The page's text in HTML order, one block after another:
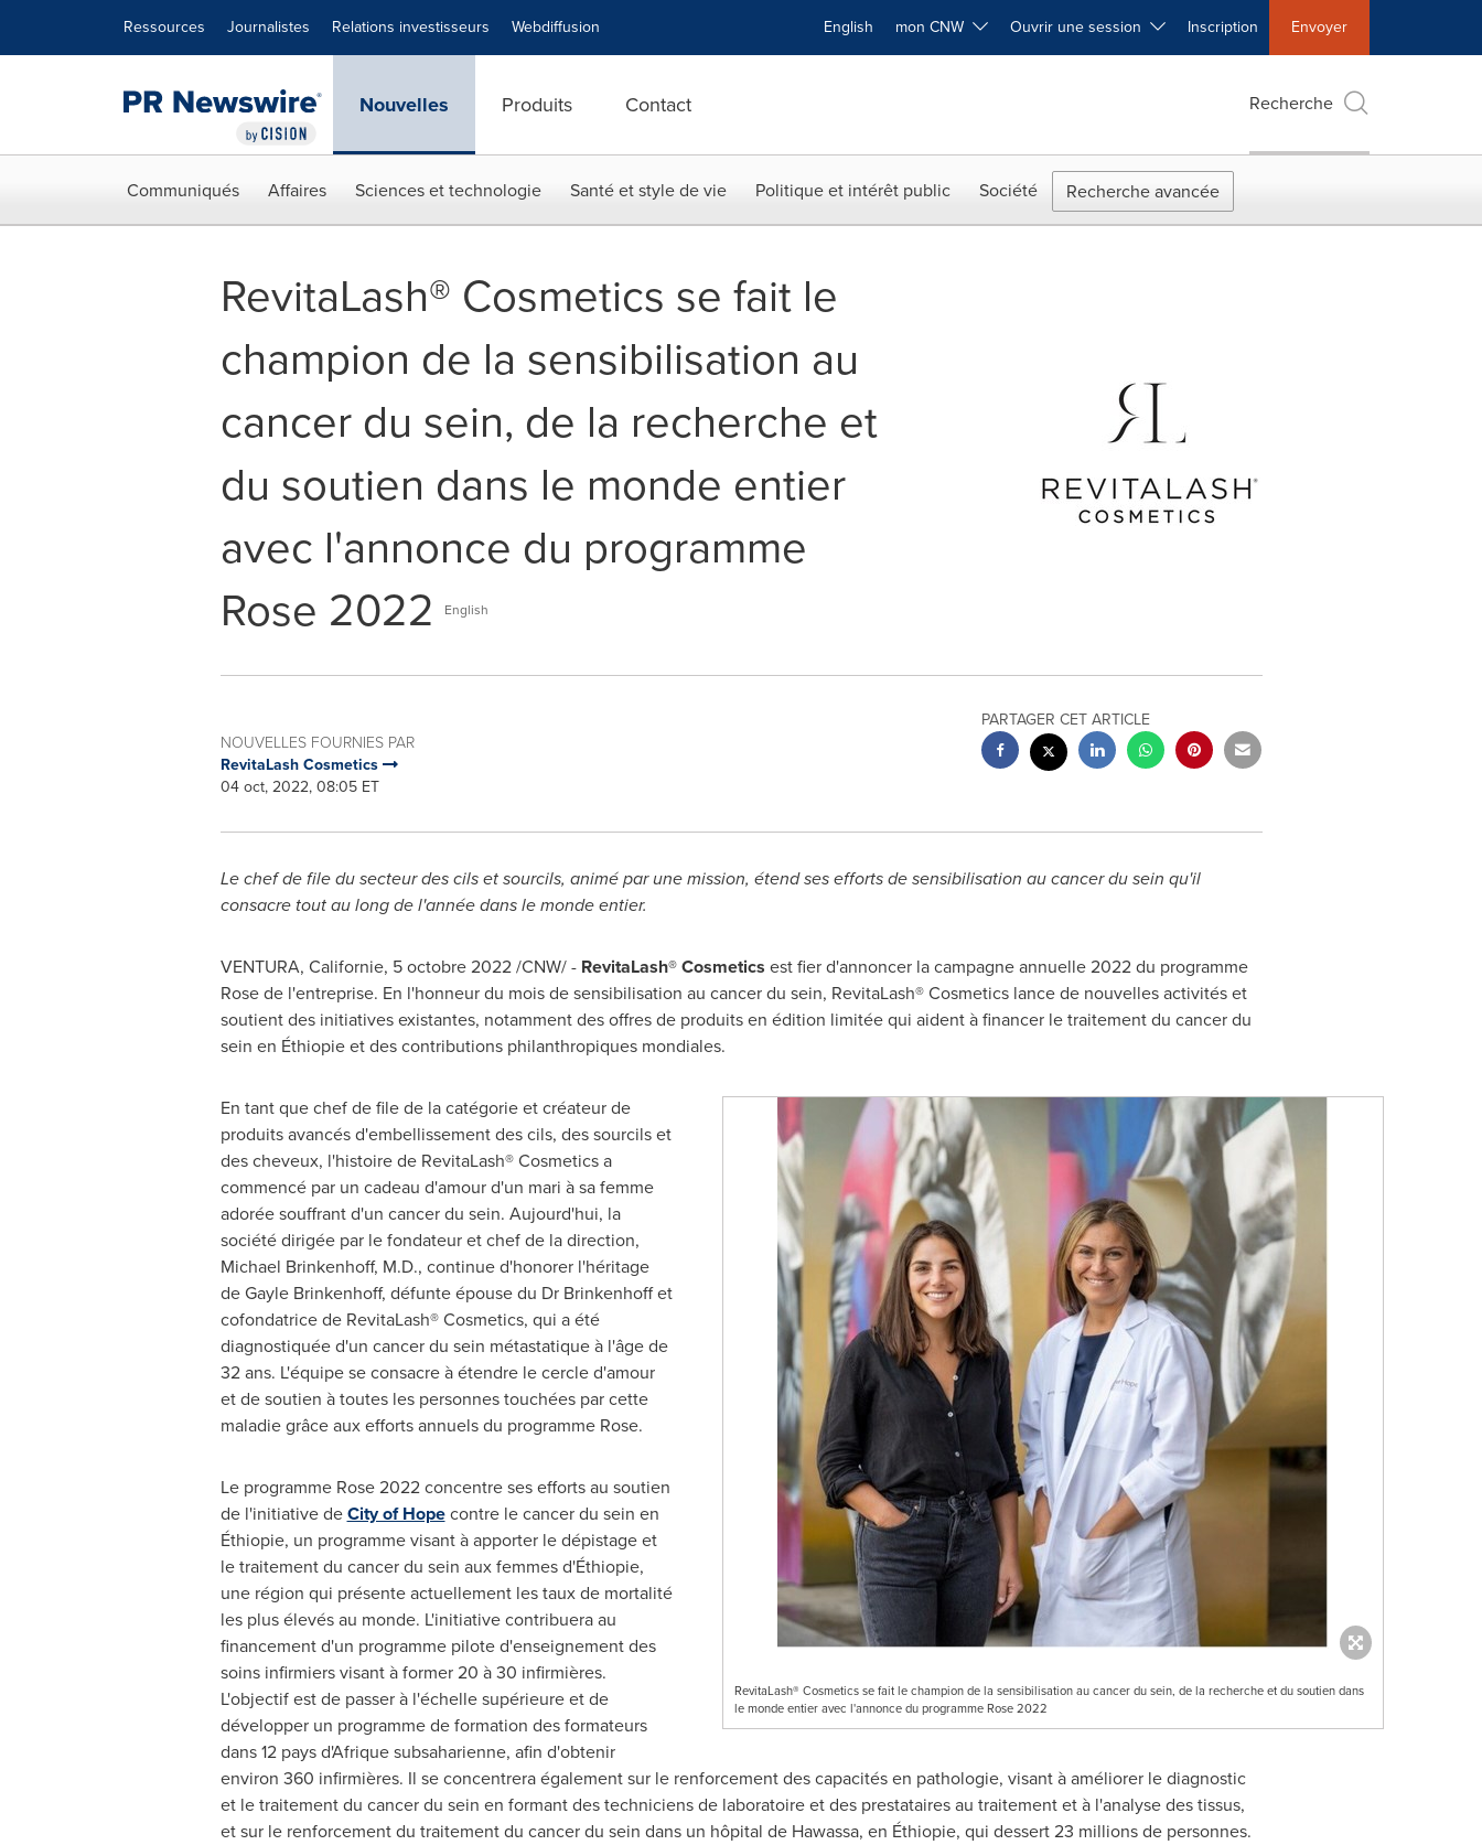
Ressources Journalistes Relations investisseurs Webdiffusion English mon CNW Ouvrir une session Inscription Envoyer
Nouvelles Produits Contact Recherche
Communiqués Affaires Sciences et technologie Santé et style de vie Politique et intérêt public Société Recherche avancée
RevitaLash® Cosmetics se fait le
champion de la sensibilisation au
cancer du sein, de la recherche et
du soutien dans le monde entier
avec l'annonce du programme
Rose 2022
English
NOUVELLES FOURNIES PAR
RevitaLash Cosmetics
04 oct, 2022, 08:05 ET
PARTAGER CET ARTICLE
Le chef de file du secteur des cils et sourcils, animé par une mission, étend ses efforts de sensibilisation au cancer du sein qu'il
consacre tout au long de l'année dans le monde entier.
VENTURA, Californie, 5 octobre 2022/CNW/ - RevitaLash® Cosmetics est fier d'annoncer la campagne annuelle 2022 du programme
Rose del'entreprise. En l'honneur du mois de sensibilisation au cancer du sein, RevitaLash® Cosmetics lance de nouvelles activités et
soutient des initiatives existantes, notamment des offres de produits en édition limitée qui aident à financer le traitement du cancer du
sein en Éthiopie et des contributions philanthropiques mondiales.
RevitaLash® Cosmetics se fait le champion de la sensibilisation au cancer du sein, de la recherche et du soutien dans
le monde entier avec l'annonce du programme Rose 2022
En tant que chef de file de la catégorie et créateur de
produits avancés d'embellissement des cils, des sourcils et
des cheveux, l'histoire de RevitaLash® Cosmetics a
commencé par un cadeau d'amour d'un mari à sa femme
adorée souffrant d'un cancer du sein. Aujourd'hui, la
société dirigée par le fondateur et chef de la direction,
Michael Brinkenhoff, M.D., continue d'honorer l'héritage
de Gayle Brinkenhoff, défunte épouse du Dr Brinkenhoff et
cofondatrice de RevitaLash® Cosmetics, qui a été
diagnostiquée d'un cancer du sein métastatique à l'âge de
32 ans. L'équipe se consacre à étendre le cercle d'amour
et de soutien à toutes les personnes touchées par cette
maladie grâce aux efforts annuels du programme Rose.
Le programme Rose 2022 concentre ses efforts au soutien
de l'initiative deCity of Hopecontre le cancer du sein en
Éthiopie, un programme visant à apporter le dépistage et
le traitement du cancer du sein aux femmes d'Éthiopie,
une région qui présente actuellement les taux de mortalité
les plus élevés au monde. L'initiative contribuera au
financement d'un programme pilote d'enseignement des
soins infirmiers visant à former 20 à 30 infirmières.
L'objectif est de passer à l'échelle supérieure et de
développer un programme de formation des formateurs
dans 12 pays d'Afrique subsaharienne, afin d'obtenir
environ 360 infirmières. Il se concentrera également sur le renforcement des capacités en pathologie, visant à améliorer le diagnostic
et le traitement du cancer du sein en formant des techniciens de laboratoire et des prestataires au traitement et à l'analyse des tissus,
et sur le renforcement du traitement du cancer du sein dans un hôpital de Hawassa, en Éthiopie, qui dessert 23 millions de personnes.